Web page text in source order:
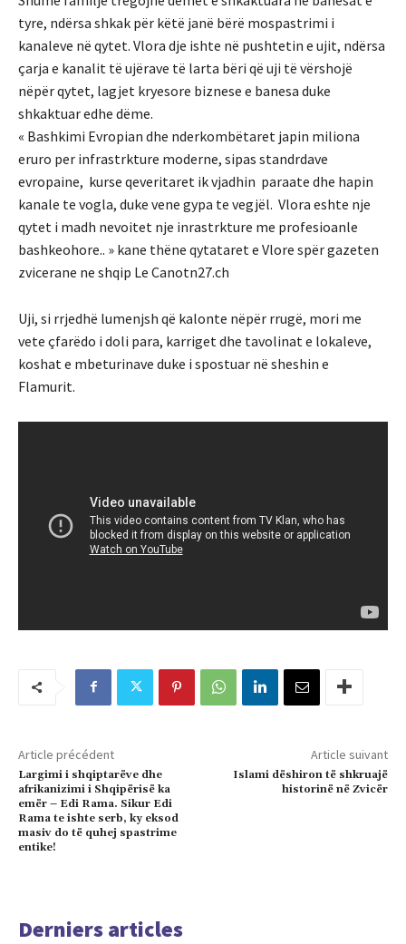
tyre, ndërsa shkak për këtë janë bërë mospastrimi i
kanaleve në qytet. Vlora dje ishte në pushtetin e ujit, ndërsa
çarja e kanalit të ujërave të larta bëri që uji të vërshojë
nëpër qytet, lagjet kryesore biznese e banesa duke
shkaktuar edhe dëme.
« Bashkimi Evropian dhe nderkombëtaret japin miliona
eruro per infrastrkture moderne, sipas standrdave
evropaine, kurse qeveritaret ik vjadhin paraate dhe hapin
kanale te vogla, duke vene gypa te vegjël. Vlora eshte nje
qytet i madh nevoitet nje inrastrkture me profesioanle
bashkeohore.. » kane thëne qytataret e Vlore spër gazeten
zvicerane ne shqip Le Canotn27.ch
Uji, si rrjedhë lumenjsh që kalonte nëpër rrugë, mori me
vete çfarëdo i doli para, karriget dhe tavolinat e lokaleve,
koshat e mbeturinave duke i spostuar në sheshin e
Flamurit.
Article précédent
Largimi i shqiptarëve dhe
afrikanizimi i Shqipërisë ka
emër – Edi Rama. Sikur Edi
Rama te ishte serb, ky eksod
masiv do të quhej spastrime
entike!
Article suivant
Islami dëshiron të shkruajë
historinë në Zvicër
Derniers articles